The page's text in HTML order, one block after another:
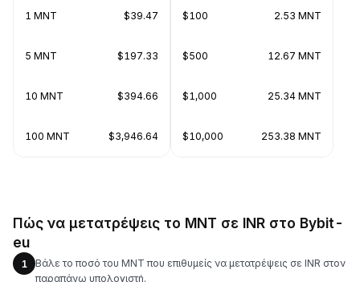
1 MNT $39.47
5 MNT $197.33
10 MNT $394.66
100 MNT $3,946.64
$100 2.53 MNT
$500 12.67 MNT
$1,000 25.34 MNT
$10,000 253.38 MNT
Πώς να μετατρέψεις το MNT σε INR στο Bybit-
eu
1
Βάλε το ποσό του MNT που επιθυμείς να μετατρέψεις σε INR στον
παραπάνω υπολογιστή.